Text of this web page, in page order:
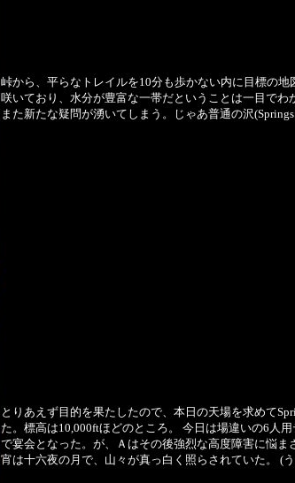
峠から、平らなトレイルを10分も歩かない内に目標の
咲いており、水分が豊富な一帯だということは一目で
また新たな疑問が湧いてしまう。じゃあ普通の沢
とりあえず目的を果たしたので、本日の天場を求めて
た。標高は10,000ftほどのところ。 今日は場違いの6人
で宴会となった。が、Ａはその後強烈な高度障害に悩
宵は十六夜の月で、山々が真っ白く照らされていた。 (